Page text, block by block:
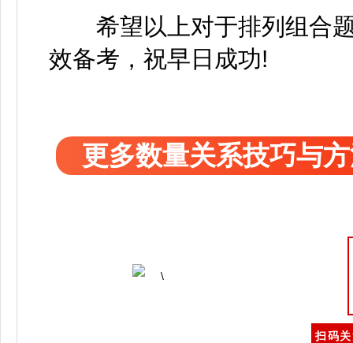
希望以上对于排列组合题
效备考，祝早日成功!
更多数量关系技巧与
扫码